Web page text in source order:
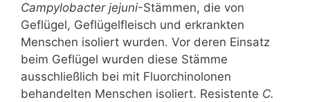
Campylobacter jejuni-Stämmen, die von
Geflügel, Geflügelfleisch und erkrankten
Menschen isoliert wurden. Vor deren Einsatz
beim Geflügel wurden diese Stämme
ausschließlich bei mit Fluorchinolonen
behandelten Menschen isoliert. Resistente C.